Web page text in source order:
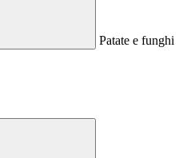
Patate e funghi